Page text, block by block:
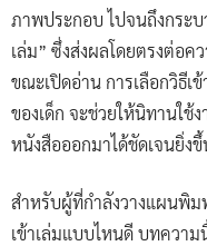
ภาพประกอบ ไปจนถึงกระบ
เล่ม” ซึ่งส่งผลโดยตรงต่อค
ขณะเปิดอ่าน การเลือกวิธีเ
ของเด็ก จะช่วยให้นิทานใ
หนังสือออกมาได้ชัดเจนยิ่ง
สำหรับผู้ที่กำลังวางแผนพิม
เข้าเล่มแบบไหนดี บทความ